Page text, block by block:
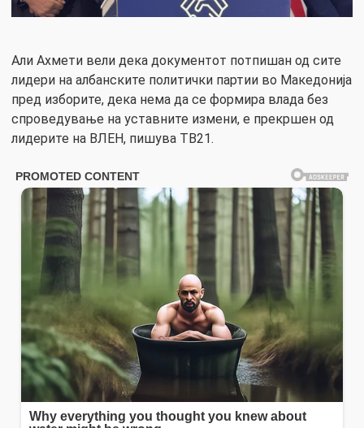
Али Ахмети вели дека документот потпишан од сите
лидери на албанските политички партии во Македонија
пред изборите, дека нема да се формира влада без
спроведување на уставните измени, е прекршен од
лидерите на ВЛЕН, пишува ТВ21.